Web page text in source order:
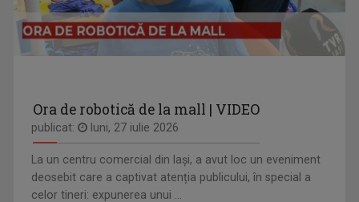
Ora de robotică de la mall | VIDEO
publicat: luni, 27 iulie 2026
La un centru comercial din Iași, a avut loc un eveniment
deosebit care a captivat atenția publicului, în special a
celor tineri: expunerea unui ...